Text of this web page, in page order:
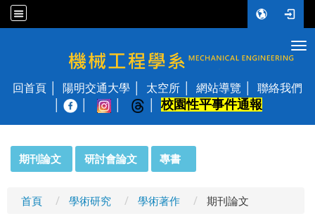
國立陽明交通大學 機械工程學系
回首頁 陽明交通大學 太空所 網站導覽
聯絡我們
校園性平事件通報
期刊論文 研討會論文 專書
首頁 學術研究 學術著作 期刊論文